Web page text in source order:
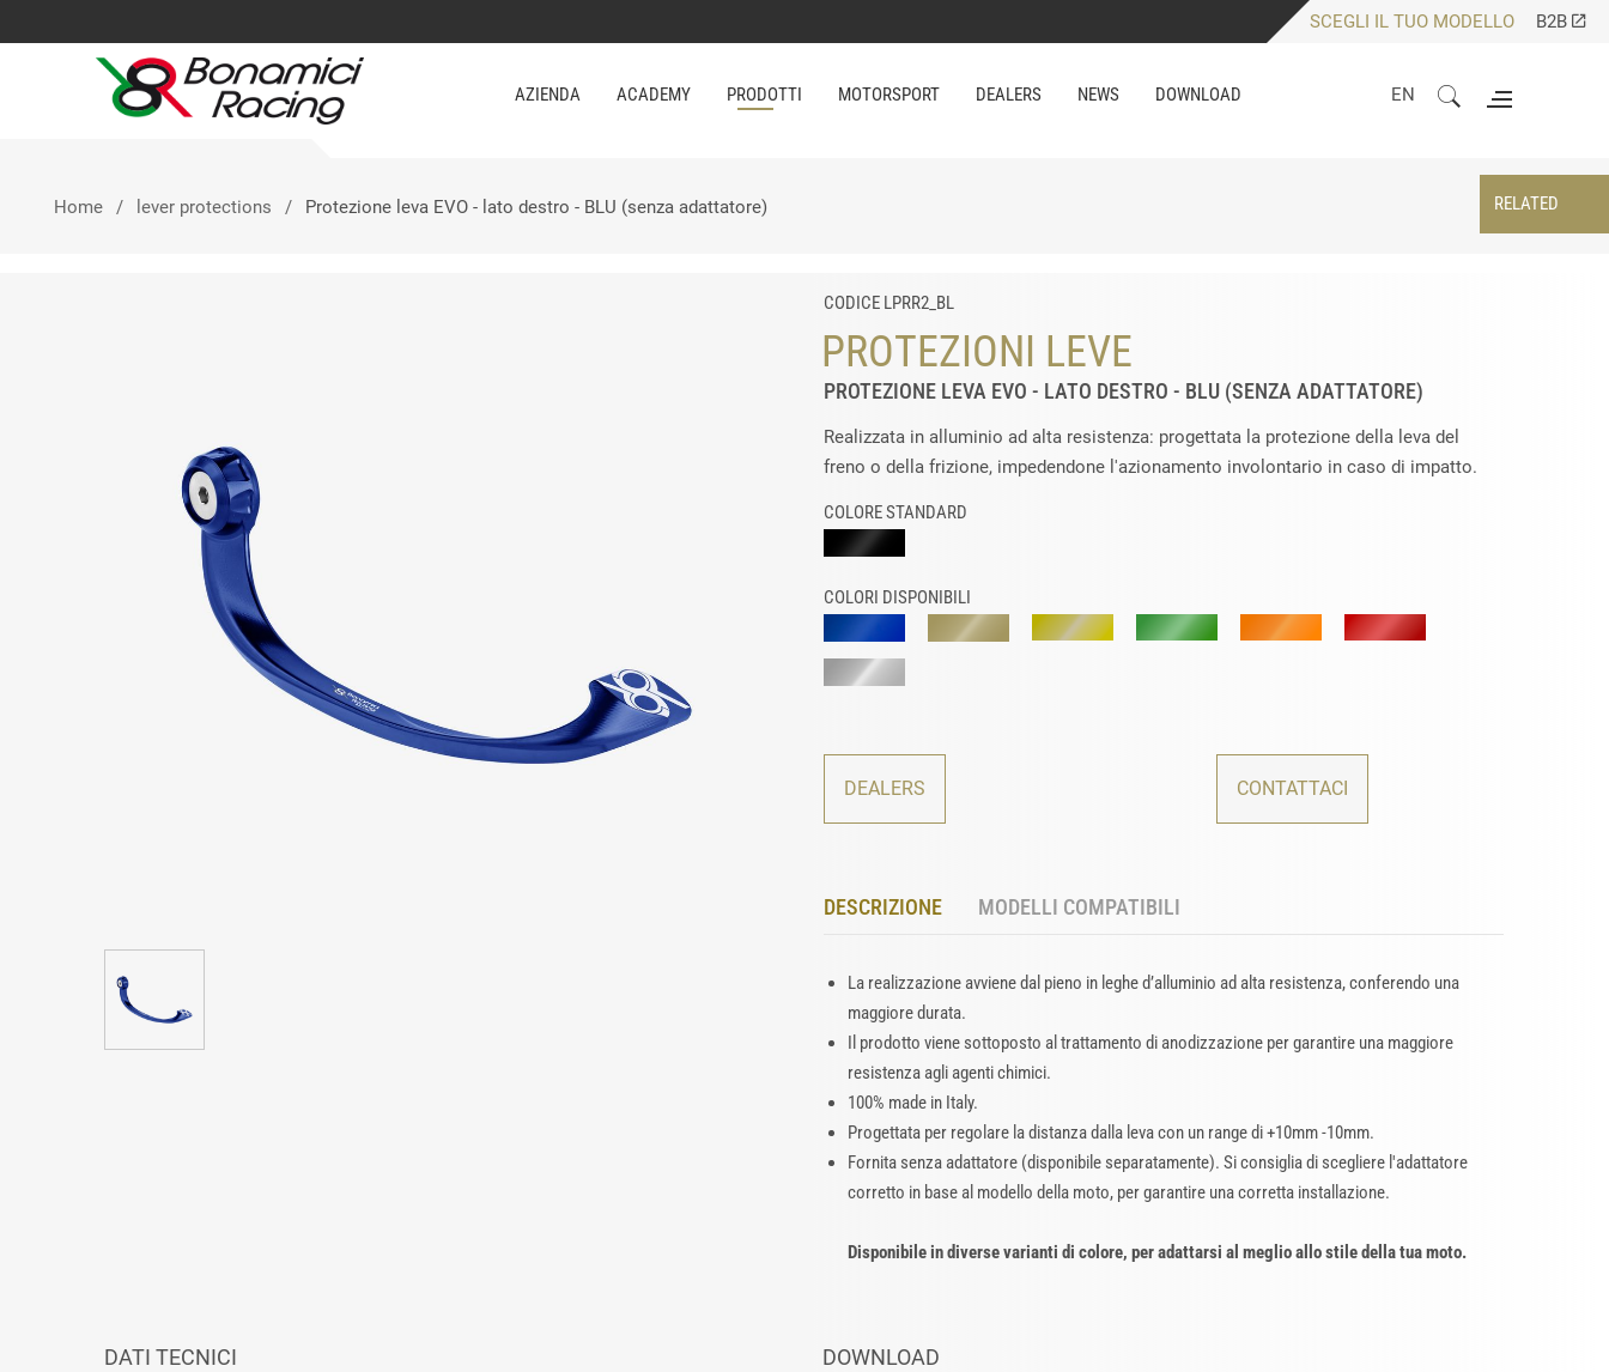
SCEGLI IL TUO MODELLO B2B
AZIENDA ACADEMY PRODOTTI MOTORSPORT DEALERS NEWS DOWNLOAD EN
RELATED
Home lever protections Protezione leva EVO - lato destro - BLU (senza adattatore)
CODICE LPRR2_BL
PROTEZIONI LEVE
PROTEZIONE LEVA EVO - LATO DESTRO - BLU (SENZA ADATTATORE)
Realizzata in alluminio ad alta resistenza: progettata la protezione della leva del
freno o della frizione, impedendone l'azionamento involontario in caso di impatto.
COLORE STANDARD
COLORI DISPONIBILI
DEALERS CONTATTACI
DESCRIZIONE MODELLI COMPATIBILI
La realizzazione avviene dal pieno in leghe d’alluminio ad alta resistenza, conferendo una
maggiore durata.
Il prodotto viene sottoposto al trattamento di anodizzazione per garantire una maggiore
resistenza agli agenti chimici.
100% made in Italy.
Progettata per regolare la distanza dalla leva con un range di +10mm -10mm.
Fornita senza adattatore (disponibile separatamente). Si consiglia di scegliere l'adattatore
corretto in base al modello della moto, per garantire una corretta installazione.
Disponibile in diverse varianti di colore, per adattarsi al meglio allo stile della tua moto.
DATI TECNICI DOWNLOAD